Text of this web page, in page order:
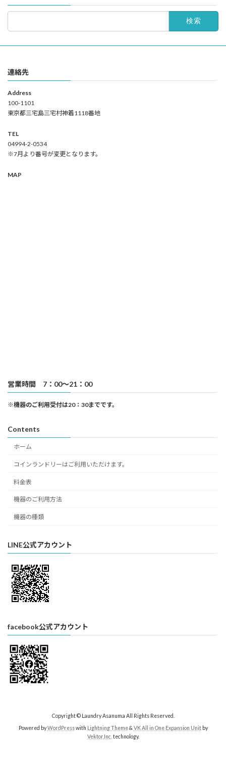
連絡先
Address
100-1101
東京都三宅島三宅村神着1118番地
TEL
04994-2-0534
※7月より番号が変更となります。
MAP
営業時間 7：00～21：00
※機器のご利用受付は20：30までです。
Contents
ホーム
コインランドリーはご利用いただけます。
料金表
機器のご利用方法
機器の種類
LINE公式アカウント
facebook公式アカウント
Copyright © Laundry Asanuma All Rights Reserved.
Powered byWordPresswith Lightning Theme& VK All in One Expansion Unitby
Vektor,Inc. technology.